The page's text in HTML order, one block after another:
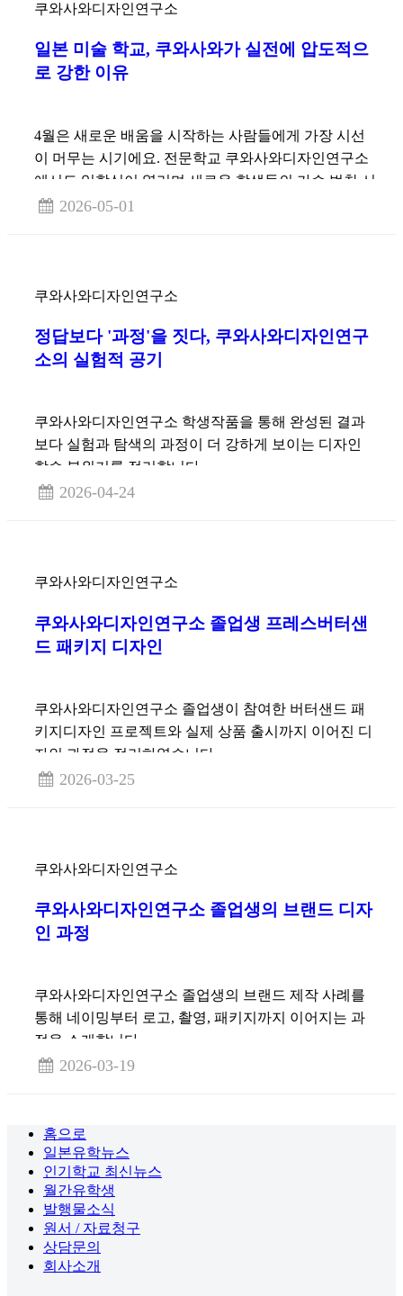
쿠와사와디자인연구소
일본 미술 학교, 쿠와사와가 실전에 압도적으
로 강한 이유
4월은 새로운 배움을 시작하는 사람들에게 가장 시선
이 머무는 시기에요. 전문학교 쿠와사와디자인연구소
에서도 입학식이 열리며 새로운 학생들의 가슴 벅찬 시
작이 이어지고 있어요.
2026-05-01
쿠와사와디자인연구소
정답보다 '과정'을 짓다, 쿠와사와디자인연구
소의 실험적 공기
쿠와사와디자인연구소 학생작품을 통해 완성된 결과
보다 실험과 탐색의 과정이 더 강하게 보이는 디자인
학습 분위기를 정리합니다.
2026-04-24
쿠와사와디자인연구소
쿠와사와디자인연구소 졸업생 프레스버터샌
드 패키지 디자인
쿠와사와디자인연구소 졸업생이 참여한 버터샌드 패
키지디자인 프로젝트와 실제 상품 출시까지 이어진 디
자인 과정을 정리하였습니다.
2026-03-25
쿠와사와디자인연구소
쿠와사와디자인연구소 졸업생의 브랜드 디자
인 과정
쿠와사와디자인연구소 졸업생의 브랜드 제작 사례를
통해 네이밍부터 로고, 촬영, 패키지까지 이어지는 과
정을 소개합니다.
2026-03-19
홈으로
일본유학뉴스
인기학교 최신뉴스
월간유학생
발행물소식
원서 / 자료청구
상담문의
회사소개